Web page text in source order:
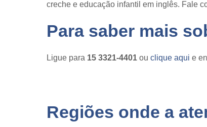
creche e educação infantil em inglês. Fale
Para saber mais
Ligue para 15 3321-4401 ou clique aqui e
Regiões onde a